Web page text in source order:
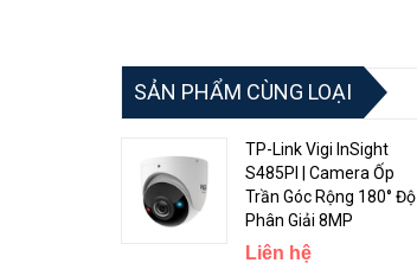
SẢN PHẨM CÙNG LOẠI
TP-Link Vigi InSight
S485PI | Camera Ốp
Trần Góc Rộng 180° Độ
Phân Giải 8MP
Liên hệ